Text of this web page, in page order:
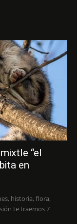
“el
en
historia, flora,
te traemos 7